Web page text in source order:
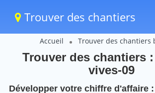
Trouver des chantiers
Accueil Trouver des chantiers
Trouver des chantiers
vives-09
Développer votre chiffre d'affaire